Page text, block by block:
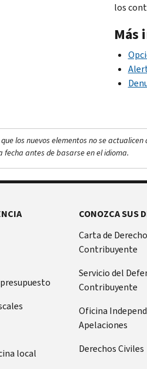
los
Más
los nuevos elementos no se
fecha antes de basarse en el idioma.
local
CONOZCA SUS
Carta de
Contribuyente
Servicio del
Contribuyente
Oficina
Apelaciones
Derechos Civiles